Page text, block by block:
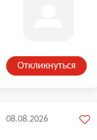
Откликнуться
08.08.2026